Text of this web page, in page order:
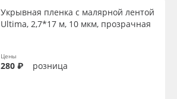
Укрывная пленка с малярной лентой
Ultima, 2,7*17 м, 10 мкм, прозрачная
Цены
280 ₽ розница